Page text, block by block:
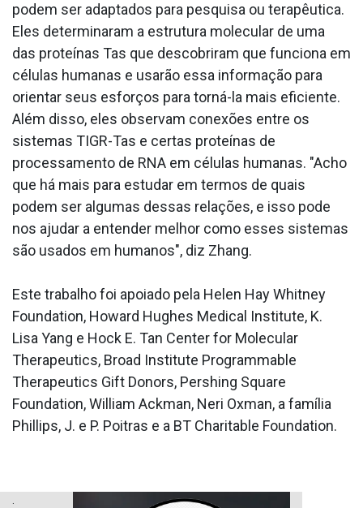
podem ser adaptados para pesquisa ou terapêutica.
Eles determinaram a estrutura molecular de uma
das proteínas Tas que descobriram que funciona em
células humanas e usarão essa informação para
orientar seus esforços para torná-la mais eficiente.
Além disso, eles observam conexões entre os
sistemas TIGR-Tas e certas proteínas de
processamento de RNA em células humanas. "Acho
que há mais para estudar em termos de quais
podem ser algumas dessas relações, e isso pode
nos ajudar a entender melhor como esses sistemas
são usados em humanos", diz Zhang.
Este trabalho foi apoiado pela Helen Hay Whitney
Foundation, Howard Hughes Medical Institute, K.
Lisa Yang e Hock E. Tan Center for Molecular
Therapeutics, Broad Institute Programmable
Therapeutics Gift Donors, Pershing Square
Foundation, William Ackman, Neri Oxman, a família
Phillips, J. e P. Poitras e a BT Charitable Foundation.
.